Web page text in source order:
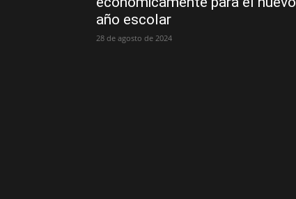
año escolar
28 de agosto de 2024